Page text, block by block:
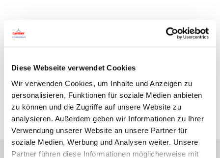
Diese Webseite verwendet Cookies
Wir verwenden Cookies, um Inhalte und Anzeigen zu
personalisieren, Funktionen für soziale Medien anbieten
zu können und die Zugriffe auf unsere Website zu
analysieren. Außerdem geben wir Informationen zu Ihrer
Verwendung unserer Website an unsere Partner für
soziale Medien, Werbung und Analysen weiter. Unsere
Partner führen diese Informationen möglicherweise mit
Abhängeseil
Abhängeset Abhängesystem